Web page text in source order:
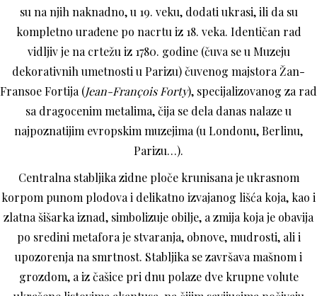
su na njih naknadno, u 19. veku, dodati ukrasi, ili da su
kompletno urađene po nacrtu iz 18. veka. Identičan rad
vidljiv je na crtežu iz 1780. godine (čuva se u Muzeju
dekorativnih umetnosti u Parizu) čuvenog majstora Žan-
Fransoe Fortija (Jean-François Forty), specijalizovanog za rad
sa dragocenim metalima, čija se dela danas nalaze u
najpoznatijim evropskim muzejima (u Londonu, Berlinu,
Parizu…).
Centralna stabljika zidne ploče krunisana je ukrasnom
korpom punom plodova i delikatno izvajanog lišća koja, kao i
zlatna šišarka iznad, simbolizuje obilje, a zmija koja je obavija
po sredini metafora je stvaranja, obnove, mudrosti, ali i
upozorenja na smrtnost. Stabljika se završava mašnom i
grozdom, a iz čašice pri dnu polaze dve krupne volute